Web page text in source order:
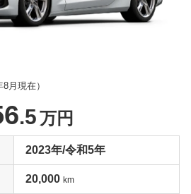
8月 現在）
.5万円
2023年/令和5年
20,000 km